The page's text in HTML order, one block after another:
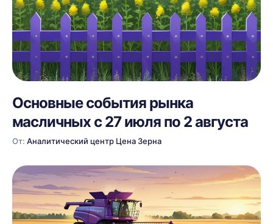
Основные события рынка
масличных с 27 июля по 2 августа
От: Аналитический центр Цена Зерна